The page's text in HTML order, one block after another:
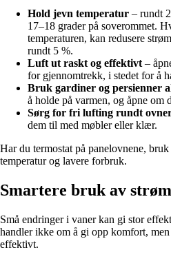
Hold jevn temperatur – rundt
17–18 grader på soverommet.
temperaturen, kan redusere
rundt 5 %.
Luft ut raskt og effektivt–
for gjennomtrekk, i stedet for å
Bruk gardiner og persienner
å holde på varmen, og åpne om
Sørg for fri lufting rundt
dem til med møbler eller klær.
Har du termostat på panelovnene,
temperatur og lavere forbruk.
Smartere bruk av
Små endringer i vaner kan gi stor
handler ikke om å gi opp komfort,
effektivt.